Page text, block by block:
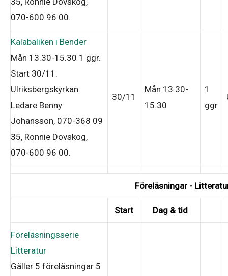
070-600 96 00.
Kalabaliken i Bender
Mån 13.30-15.30 1 ggr.
Start 30/11 .
Ulriksbergskyrkan.
Ledare Benny
Johansson, 070-368 09
35, Ronnie Dovskog,
070-600 96 00.
30/11
Mån 13.30-
15.30
1
ggr
Föreläsningar -
Start Dag & tid
Föreläsningsserie
Litteratur
Gäller 5 föreläsningar 5